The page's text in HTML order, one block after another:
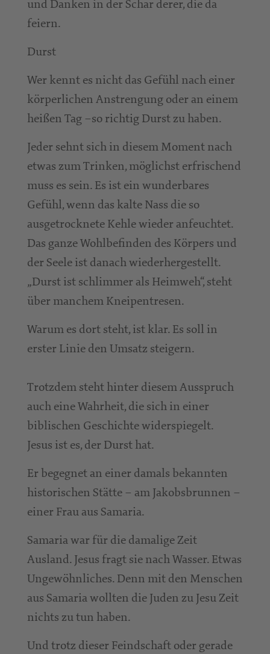
und Danken in der Schar derer, die da
feiern.
Durst
Wer kennt es nicht das Gefühl nach einer
körperlichen Anstrengung oder an einem
heißen Tag –so richtig Durst zu haben.
Jeder sehnt sich in diesem Moment nach
etwas zum Trinken, möglichst erfrischend
muss es sein. Es ist ein wunderbares
Gefühl, wenn das kalte Nass die so
ausgetrocknete Kehle wieder anfeuchtet.
Das ganze Wohlbefinden des Körpers und
der Seele ist danach wiederhergestellt.
„Durst ist schlimmer als Heimweh“, steht
über manchem Kneipentresen.
Warum es dort steht, ist klar. Es soll in
erster Linie den Umsatz steigern.
Trotzdem steht hinter diesem Ausspruch
auch eine Wahrheit, die sich in einer
biblischen Geschichte widerspiegelt.
Jesus ist es, der Durst hat.
Er begegnet an einer damals bekannten
historischen Stätte – am Jakobsbrunnen –
einer Frau aus Samaria.
Samaria war für die damalige Zeit
Ausland. Jesus fragt sie nach Wasser. Etwas
Ungewöhnliches. Denn mit den Menschen
aus Samaria wollten die Juden zu Jesu Zeit
nichts zu tun haben.
Und trotz dieser Feindschaft oder gerade